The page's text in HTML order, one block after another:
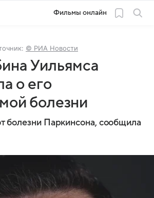
Фильмы онлайн
© РИА Новости
Уильямса
о его
болезни
болезни Паркинсона, сообщила